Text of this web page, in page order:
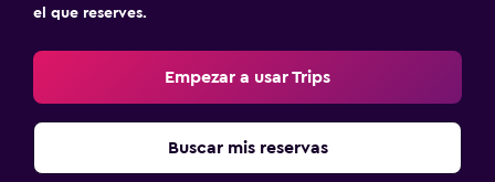
Perchero
Armario o clóset
el que reserves.
Empezar a usar Trips
Buscar mis reservas